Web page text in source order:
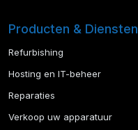
Producten & Diensten
Refurbishing
Hosting en IT-beheer
Reparaties
Verkoop uw apparatuur